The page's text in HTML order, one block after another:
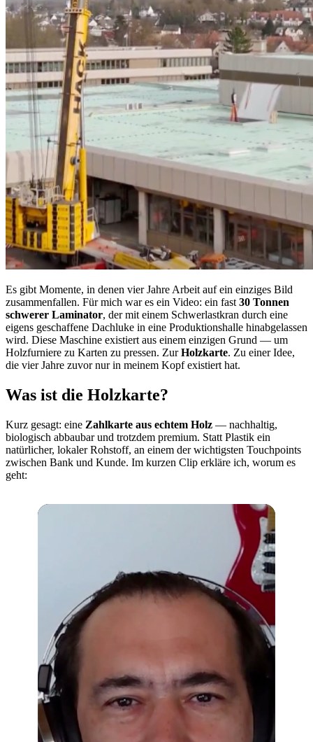
Es gibt Momente, in denen vier Jahre Arbeit auf ein einziges Bild
zusammenfallen. Für mich war es ein Video: ein fast 30 Tonnen
schwerer Laminator, der mit einem Schwerlastkran durch eine
eigens geschaffene Dachluke in eine Produktionshalle hinabgelassen
wird. Diese Maschine existiert aus einem einzigen Grund — um
Holzfurniere zu Karten zu pressen. ZurHolzkarte. Zu einer Idee,
die vier Jahre zuvor nur in meinem Kopf existiert hat.
Was ist die Holzkarte?
Kurz gesagt: eine Zahlkarte aus echtem Holz — nachhaltig,
biologisch abbaubar und trotzdem premium. Statt Plastik ein
natürlicher, lokaler Rohstoff, an einem der wichtigsten Touchpoints
zwischen Bank und Kunde. Im kurzen Clip erkläre ich, worum es
geht: